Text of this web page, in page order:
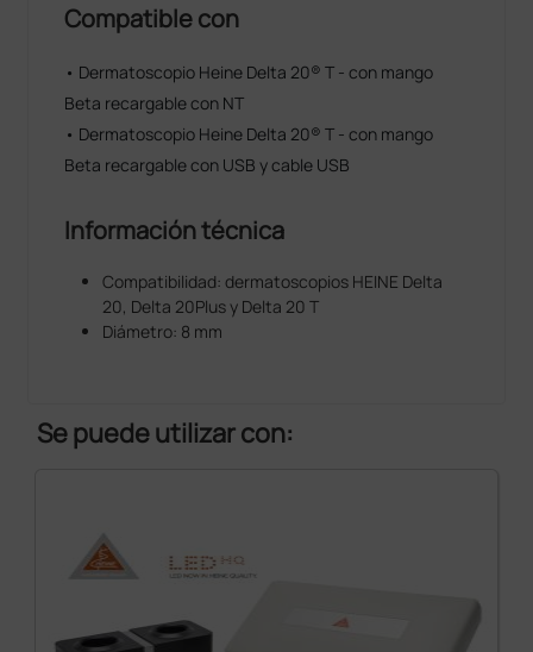
Compatible con
• Dermatoscopio Heine Delta 20® T - con mango
Beta recargable con NT
• Dermatoscopio Heine Delta 20® T - con mango
Beta recargable con USB y cable USB
Información técnica
Compatibilidad: dermatoscopios HEINE Delta
20, Delta 20Plus y Delta 20 T
Diámetro: 8 mm
Se puede utilizar con: